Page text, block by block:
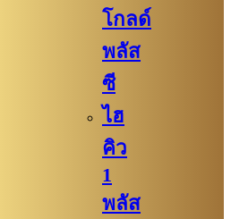
โกลด์
พลัส
ซี
ไฮ
คิว​
1
พลัส